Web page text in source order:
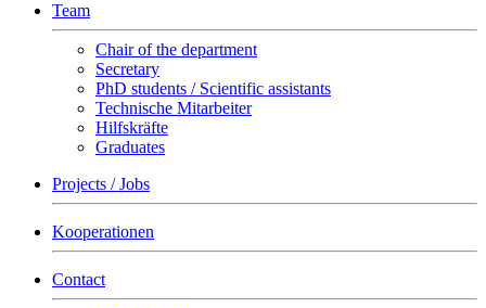
Team
Chair of the department
Secretary
PhD students / Scientific assistants
Technische Mitarbeiter
Hilfskräfte
Graduates
Projects / Jobs
Kooperationen
Contact